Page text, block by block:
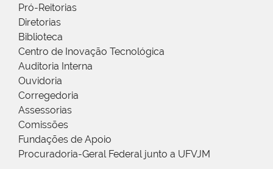
Pró-Reitorias
Diretorias
Biblioteca
Centro de Inovação Tecnológica
Auditoria Interna
Ouvidoria
Corregedoria
Assessorias
Comissões
Fundações de Apoio
Procuradoria-Geral Federal junto a UFVJM